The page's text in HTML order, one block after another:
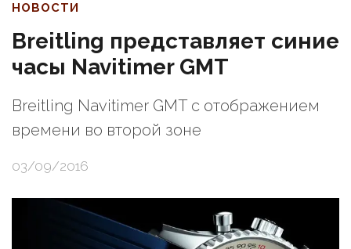
НОВОСТИ
Breitling представляет синие
часы Navitimer GMT
Breitling Navitimer GMT с отображением
времени во второй зоне
03/09/2016